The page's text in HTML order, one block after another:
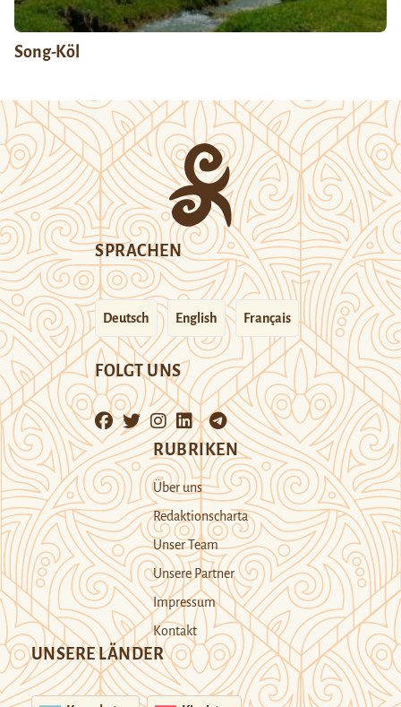
Song-Köl
SPRACHEN
Deutsch English Français
FOLGT UNS
RUBRIKEN
Über uns
Redaktionscharta
Unser Team
Unsere Partner
Impressum
Kontakt
UNSERE LÄNDER